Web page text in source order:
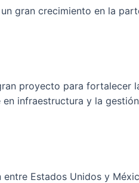
gran crecimiento en la
proyecto para fortalecer
infraestructura y la
Estados Unidos y